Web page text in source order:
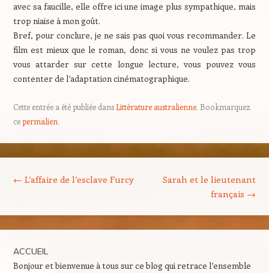
avec sa faucille, elle offre ici une image plus sympathique, mais
trop niaise à mon goût.
Bref, pour conclure, je ne sais pas quoi vous recommander. Le
film est mieux que le roman, donc si vous ne voulez pas trop
vous attarder sur cette longue lecture, vous pouvez vous
contenter de l’adaptation cinématographique.
Cette entrée a été publiée dansLittérature australienne. Bookmarquez
cepermalien.
← L’affaire de l’esclave Furcy
Sarah et le lieutenant
français →
ACCUEIL
Bonjour et bienvenue à tous sur ce blog qui retrace l’ensemble